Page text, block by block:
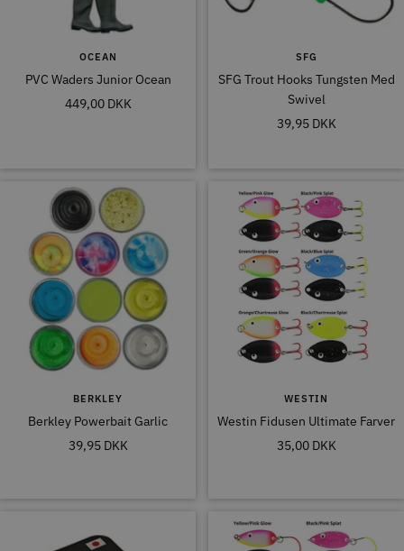
OCEAN
PVC Waders Junior Ocean
Tilbudspris
449,00 DKK
SFG
SFG Trout Hooks Tungsten Med
Swivel
Tilbudspris
39,95 DKK
BERKLEY
Berkley Powerbait Garlic
Tilbudspris
39,95 DKK
WESTIN
Westin Fidusen Ultimate Farver
Tilbudspris
35,00 DKK